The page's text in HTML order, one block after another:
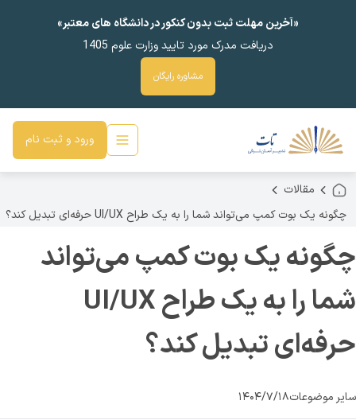
«آخرین مهلت ثبت بدون کنکور در دانشگاه های معتبر»
دریافت مدرک مورد تایید وزارت علوم 1405
مشاوره رایگان
ورود و ثبت نام
مقالات
چگونه یک بوت کمپ می‌تواند شما را به یک طراح UI/UX حرفه‌ای تبدیل کند؟
چگونه یک بوت کمپ می‌تواند
شما را به یک طراح UI/UX
حرفه‌ای تبدیل کند؟
سایر موضوعات۱۴۰۴/۷/۱۸